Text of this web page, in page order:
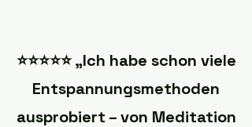
⭐️⭐️⭐️⭐️⭐️ „Ich habe schon viele
Entspannungsmethoden
ausprobiert – von Meditation